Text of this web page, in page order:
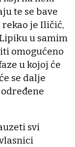
te se bave
je Iličić,
u samim
omogućeno
u kojoj će
se dalje
svi